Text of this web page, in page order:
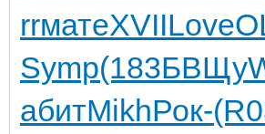
rrматеXVIILove
Symp(183БВЩу
абитMikhРок-